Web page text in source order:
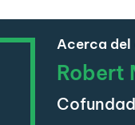
Acerca del
Robert